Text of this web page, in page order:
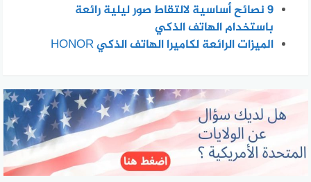
٩ نصائح أساسية لالتقاط صور ليلية رائعة
باستخدام الهاتف الذكي
الميزات الرائعة لكاميرا الهاتف الذكي HONOR